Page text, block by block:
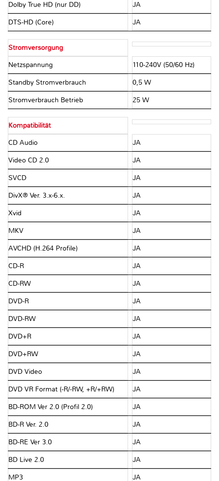
Dolby True HD (nur DD) JA
DTS-HD (Core) JA
Stromversorgung
Netzspannung 110-240V (50/60 Hz)
Standby Stromverbrauch 0,5 W
Stromverbrauch Betrieb 25 W
Kompatibilität
CD Audio JA
Video CD 2.0 JA
SVCD JA
DivX® Ver. 3.x-6.x. JA
Xvid JA
MKV JA
AVCHD (H.264 Profile) JA
CD-R JA
CD-RW JA
DVD-R JA
DVD-RW JA
DVD+R JA
DVD+RW JA
DVD Video JA
DVD VR Format (-R/-RW, +R/+RW) JA
BD-ROM Ver 2.0 (Profil 2.0) JA
BD-R Ver. 2.0 JA
BD-RE Ver 3.0 JA
BD Live 2.0 JA
MP3 JA